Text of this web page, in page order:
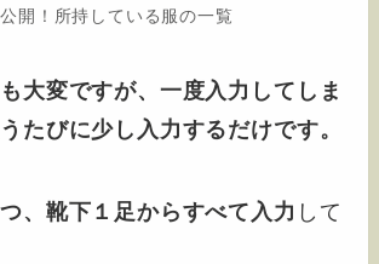
開！所持している服の一覧
大変ですが、一度入力してしま
たびに少し入力するだけです。
、靴下１足からすべて入力 して